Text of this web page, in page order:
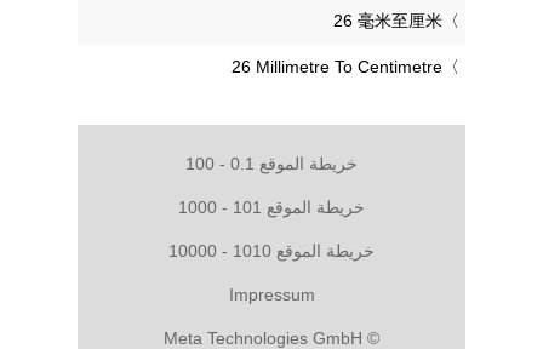
‎26 毫米至厘米
‎26 Millimetre To Centimetre
خريطة الموقع 0.1 - 100
خريطة الموقع 101 - 1000
خريطة الموقع 1010 - 10000
Impressum
© Meta Technologies GmbH